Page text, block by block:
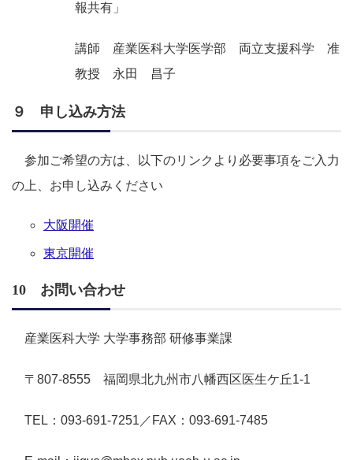
報共有」
講師 産業医科大学医学部 両立支援科学 准
教授 永田 昌子
９ 申し込み方法
参加ご希望の方は、以下のリンクより必要事項をご入力
の上、お申し込みください
大阪開催
東京開催
10 お問い合わせ
産業医科大学 大学事務部 研修事業課
〒807-8555 福岡県北九州市八幡西区医生ケ丘1-1
TEL：093-691-7251／FAX：093-691-7485